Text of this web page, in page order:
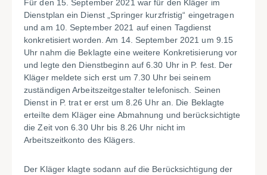
Für den 15. September 2021 war für den Kläger im
Dienstplan ein Dienst „Springer kurzfristig“ eingetragen
und am 10. September 2021 auf einen Tagdienst
konkretisiert worden. Am 14. September 2021 um 9.15
Uhr nahm die Beklagte eine weitere Konkretisierung vor
und legte den Dienstbeginn auf 6.30 Uhr in P. fest. Der
Kläger meldete sich erst um 7.30 Uhr bei seinem
zuständigen Arbeitszeitgestalter telefonisch. Seinen
Dienst in P. trat er erst um 8.26 Uhr an. Die Beklagte
erteilte dem Kläger eine Abmahnung und berücksichtigte
die Zeit von 6.30 Uhr bis 8.26 Uhr nicht im
Arbeitszeitkonto des Klägers.
Der Kläger klagte sodann auf die Berücksichtigung der